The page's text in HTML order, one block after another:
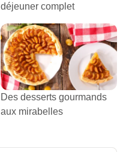
déjeuner complet
Des desserts gourmands
aux mirabelles